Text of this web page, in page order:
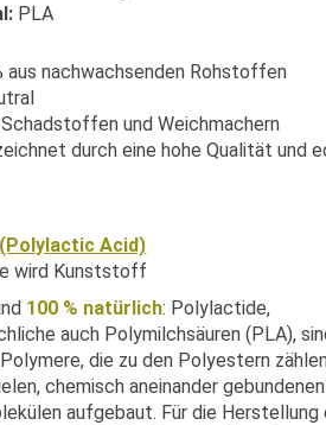
PLA
aus nachwachsenden Rohstoffen
und Weichmachern
durch eine hohe Qualität und
Acid)
wird Kunststoff
100 % natürlich: Polylactide,
auch Polymilchsäuren (PLA),
die zu den Polyestern
chemisch aneinander gebundenen
aufgebaut. Für die Herstellung